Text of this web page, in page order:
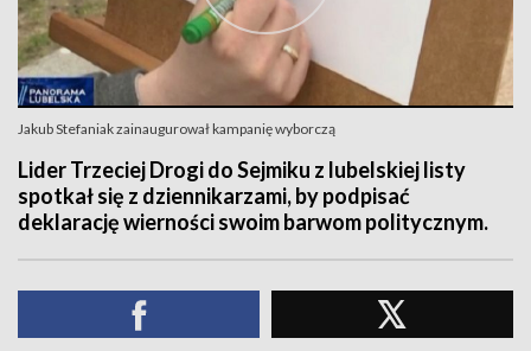
Jakub Stefaniak zainaugurował kampanię wyborczą
Lider Trzeciej Drogi do Sejmiku z lubelskiej listy
spotkał się z dziennikarzami, by podpisać
deklarację wierności swoim barwom politycznym.